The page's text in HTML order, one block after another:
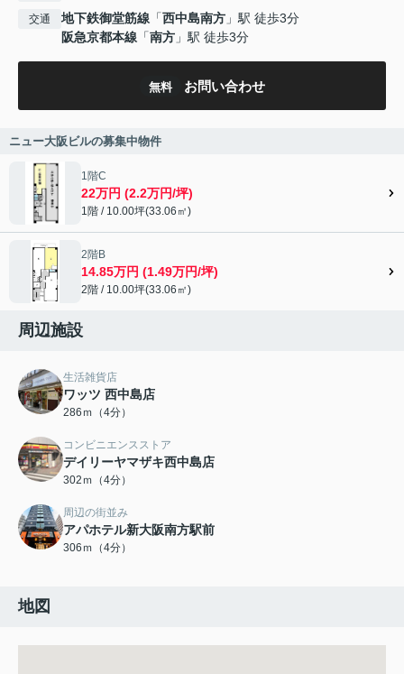
交通 地下鉄御堂筋線 「西中島南方 」駅 徒歩3分
阪急京都本線 「南方 」駅 徒歩3分
無料 お問い合わせ
ニュー大阪ビルの募集中物件
1階C
22万円 (2.2万円/坪)
1階 / 10.00坪(33.06㎡)
2階B
14.85万円 (1.49万円/坪)
2階 / 10.00坪(33.06㎡)
周辺施設
生活雑貨店
ワッツ 西中島店
286ｍ（4分）
コンビニエンスストア
デイリーヤマザキ西中島店
302ｍ（4分）
周辺の街並み
アパホテル新大阪南方駅前
306ｍ（4分）
地図